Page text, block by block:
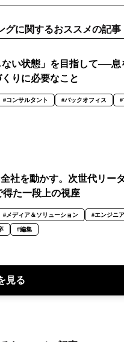
グに関するおススメの記事
ない状態」を目指して──息
りに必要なこと
#コンサルタント #バックオフィス #
社を動かす。次世代リー
た一段上の視座
#メディア＆ソリューション #エンジニア
#編集
見る